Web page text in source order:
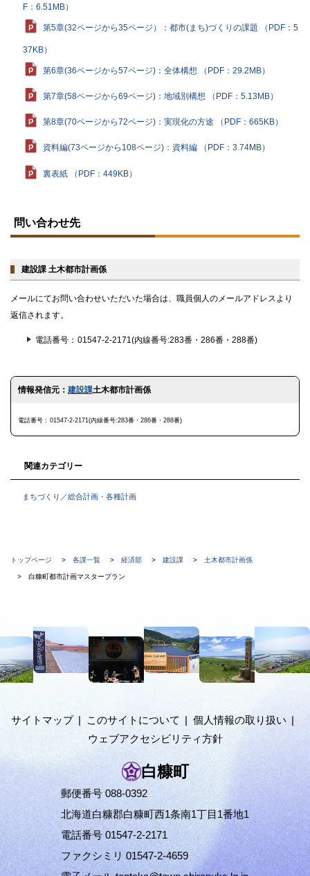
F：6.51MB）
第5章(32ページから35ページ）：都市(まち)づくりの課題 （PDF：5
37KB）
第6章(36ページから57ページ)：全体構想 （PDF：29.2MB）
第7章(58ページから69ページ)：地域別構想 （PDF：5.13MB）
第8章(70ページから72ページ)：実現化の方途 （PDF：665KB）
資料編(73ページから108ページ)：資料編 （PDF：3.74MB）
裏表紙 （PDF：449KB）
ッ問い合わせ先
建設課 土木都市計画係
メールにてお問い合わせいただいた場合は、職員個人のメールアドレスより
返信されます。
電話番号 01547-2-2171(内線番号:283番・286番・288番)
ト
戻
情報発信元： 建設課土木都市計画係
電話番号 01547-2-2171(内線番号:283番・286番・288番)
関連カテゴリー
まちづくり／総合計画・各種計画
現
在
の
階
層
トップページ 各課一覧 経済部 建設課 土木都市計画係
白糠町都市計画マスタープラン
へ
メ
サイトマップ このサイトについて
個人情報の取り扱い
ウェブアクセシビリティ方針
白糠町
郵便番号 088-0392
北海道白糠郡白糠町西1条南1丁目1番地1
電話番号 01547-2-2171
ファクシミリ 01547-2-4659